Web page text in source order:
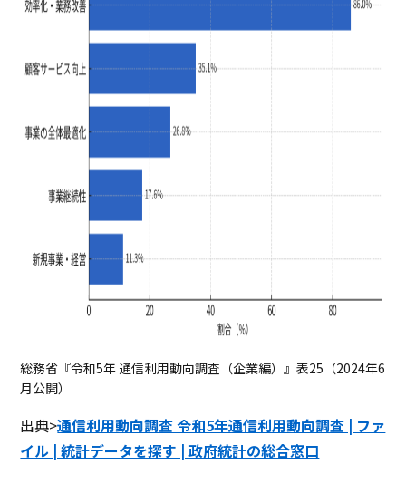
総務省『令和5年 通信利用動向調査（企業編）』表25（2024年6
月公開）
出典>通信利用動向調査 令和5年通信利用動向調査 | ファ
イル | 統計データを探す | 政府統計の総合窓口